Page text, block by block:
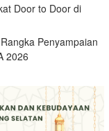
Door to Door di
Penyampaian
2026